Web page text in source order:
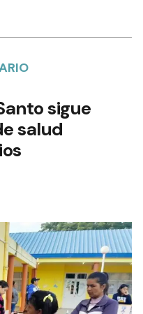
sigue
salud